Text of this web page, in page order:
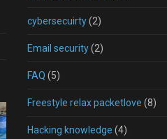
cybersecuirty(2)
Email security(2)
FAQ (5)
Freestyle relax packetlove (8)
Hacking knowledge (4)